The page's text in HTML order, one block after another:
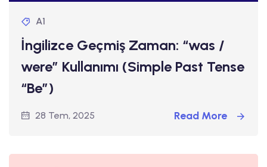
A1
İngilizce Geçmiş Zaman: “was /
were” Kullanımı (Simple Past Tense
“Be”)
28 Tem, 2025 Read More